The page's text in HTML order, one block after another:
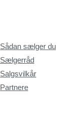
Sådan sælger du
Sælgerråd
Salgsvilkår
Partnere